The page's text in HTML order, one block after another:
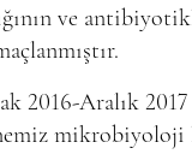
TWITTER
ve
2016-Aralık
mikrobiyoloji